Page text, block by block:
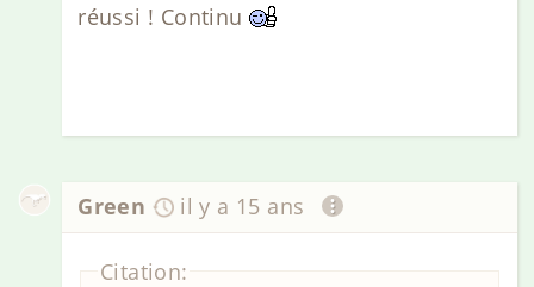
réussi ! Continu
Green il y a 15 ans
Citation: